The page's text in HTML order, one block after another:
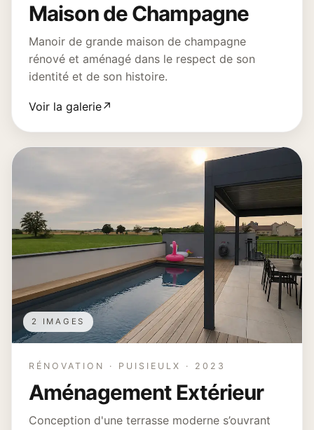
Maison de Champagne
Manoir de grande maison de champagne
rénové et aménagé dans le respect de son
identité et de son histoire.
Voir la galerie↗
2 IMAGES
RÉNOVATION · PUISIEULX · 2023
Aménagement Extérieur
Conception d'une terrasse moderne s’ouvrant